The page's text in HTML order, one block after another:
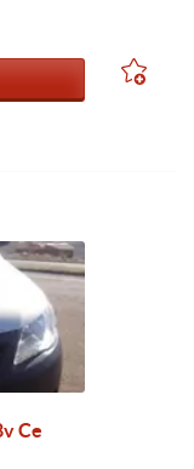
Ce